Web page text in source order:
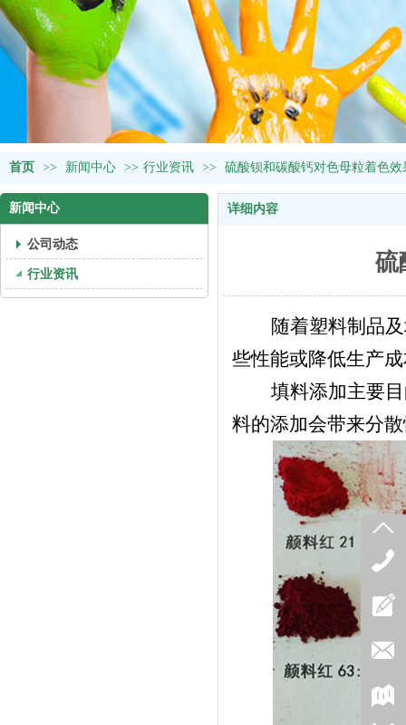
首页 >> 新闻中心 >> 行业资讯 >> 硫酸钡和碳酸钙对色母粒着色
新闻中心
公司动态
行业资讯
详细内容
硫
随着塑料制品
些性能或降低生产
填料添加主要
料的添加会带来分